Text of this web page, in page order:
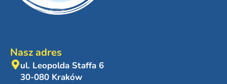
Nasz adres
ul. Leopolda Staffa 6
30-080 Kraków